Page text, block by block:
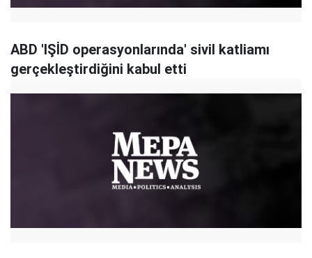
ABD 'IŞİD operasyonlarında' sivil katliamı
gerçekleştirdiğini kabul etti